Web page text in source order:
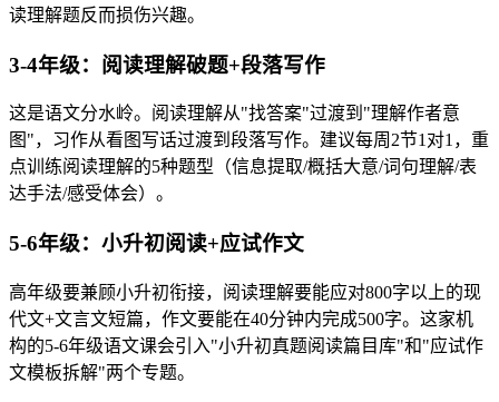
读理解题反而损伤兴趣。
3-4年级：阅读理解破题+段落写作
这是语文分水岭。阅读理解从"找答案"过渡到"理解作者意
图"，习作从看图写话过渡到段落写作。建议每周2节1对1，重
点训练阅读理解的5种题型（信息提取/概括大意/词句理解/表
达手法/感受体会）。
5-6年级：小升初阅读+应试作文
高年级要兼顾小升初衔接，阅读理解要能应对800字以上的现
代文+文言文短篇，作文要能在40分钟内完成500字。这家机
构的5-6年级语文课会引入"小升初真题阅读篇目库"和"应试作
文模板拆解"两个专题。